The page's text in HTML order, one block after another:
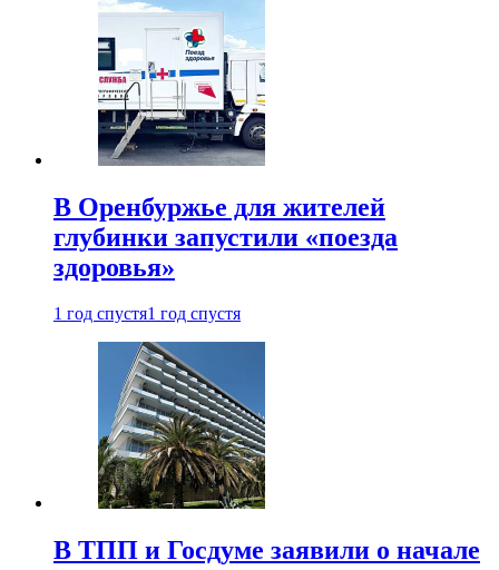
В Оренбуржье для жителей
глубинки запустили «поезда
здоровья»
1 год спустя1 год спустя
В ТПП и Госдуме заявили о начале